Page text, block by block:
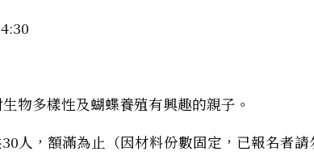
物多樣性及蝴蝶養殖有興趣的親子。
人，額滿為止（因材料份數固定，已報名者請